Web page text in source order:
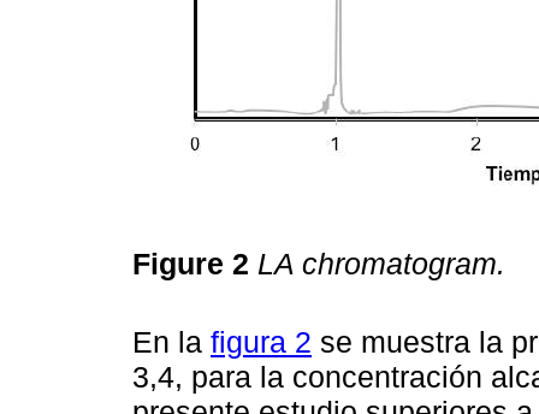
Figure 2 LA chromatogram.
En la figura 2 se muestra la
3,4, para la concentración